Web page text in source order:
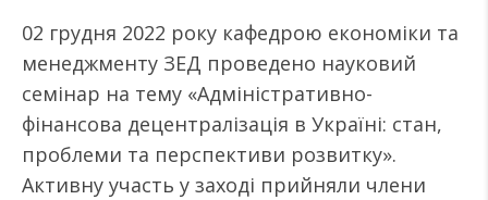
02 грудня 2022 року кафедрою економіки та
менеджменту ЗЕД проведено науковий
семінар на тему «Адміністративно-
фінансова децентралізація в Україні: стан,
проблеми та перспективи розвитку».
Активну участь у заході прийняли члени